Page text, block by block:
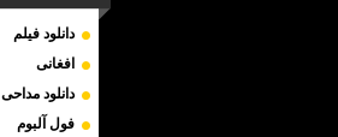
دانلود فیلم
افغانی
دانلود مداحی
فول آلبوم